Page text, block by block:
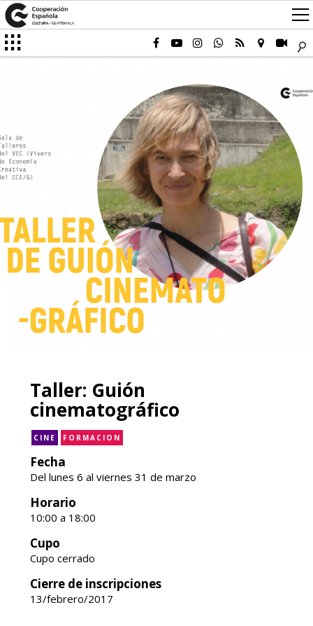
Taller: Guión
cinematográfico
CINE FORMACION
Fecha
Del lunes 6 al viernes 31 de marzo
Horario
10:00 a 18:00
Cupo
Cupo cerrado
Cierre de inscripciones
13/febrero/2017